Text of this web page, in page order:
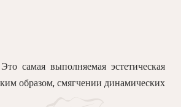
Это самая выполняемая эстетическая
образом, смягчении динамических